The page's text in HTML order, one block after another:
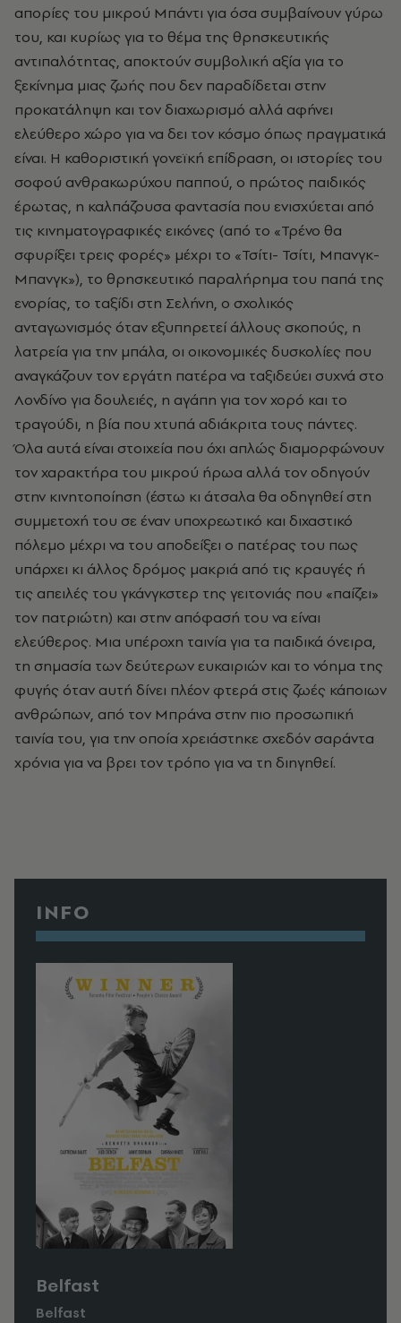
απορίες του μικρού Μπάντι για όσα συμβαίνουν γύρω
του, και κυρίως για το θέμα της θρησκευτικής
αντιπαλότητας, αποκτούν συμβολική αξία για το
ξεκίνημα μιας ζωής που δεν παραδίδεται στην
προκατάληψη και τον διαχωρισμό αλλά αφήνει
ελεύθερο χώρο για να δει τον κόσμο όπως πραγματικά
είναι. Η καθοριστική γονεϊκή επίδραση, οι ιστορίες του
σοφού ανθρακωρύχου παππού, ο πρώτος παιδικός
έρωτας, η καλπάζουσα φαντασία που ενισχύεται από
τις κινηματογραφικές εικόνες (από το «Τρένο θα
σφυρίξει τρεις φορές» μέχρι το «Τσίτι- Τσίτι, Μπανγκ-
Μπανγκ»), το θρησκευτικό παραλήρημα του παπά της
ενορίας, το ταξίδι στη Σελήνη, ο σχολικός
ανταγωνισμός όταν εξυπηρετεί άλλους σκοπούς, η
λατρεία για την μπάλα, οι οικονομικές δυσκολίες που
αναγκάζουν τον εργάτη πατέρα να ταξιδεύει συχνά στο
Λονδίνο για δουλειές, η αγάπη για τον χορό και το
τραγούδι, η βία που χτυπά αδιάκριτα τους πάντες.
Όλα αυτά είναι στοιχεία που όχι απλώς διαμορφώνουν
τον χαρακτήρα του μικρού ήρωα αλλά τον οδηγούν
στην κινητοποίηση (έστω κι άτσαλα θα οδηγηθεί στη
συμμετοχή του σε έναν υποχρεωτικό και διχαστικό
πόλεμο μέχρι να του αποδείξει ο πατέρας του πως
υπάρχει κι άλλος δρόμος μακριά από τις κραυγές ή
τις απειλές του γκάνγκστερ της γειτονιάς που «παίζει»
τον πατριώτη) και στην απόφασή του να είναι
ελεύθερος. Μια υπέροχη ταινία για τα παιδικά όνειρα,
τη σημασία των δεύτερων ευκαιριών και το νόημα της
φυγής όταν αυτή δίνει πλέον φτερά στις ζωές κάποιων
ανθρώπων, από τον Μπράνα στην πιο προσωπική
ταινία του, για την οποία χρειάστηκε σχεδόν σαράντα
χρόνια για να βρει τον τρόπο για να τη διηγηθεί.
INFO
Belfast
Belfast